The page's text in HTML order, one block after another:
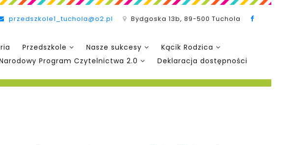
przedszkole1_tuchola@o2.pl Bydgoska 13b, 89-500 Tuchola
Przedszkole Nasze sukcesy
Kącik Rodzica
Program Czytelnictwa 2.0 Deklaracja dostępności